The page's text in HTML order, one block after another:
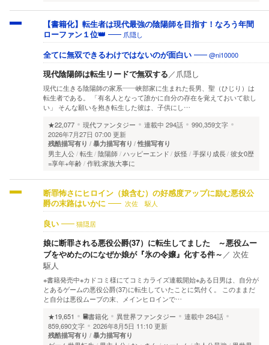
【書籍化】転生者は現代最強の陰陽師を目指す！なろう年間
ローファン１位👑
爪隠し
全てに無双できるわけではないのが面白い @ni10000
現代陰陽師は転生リードで無双する／爪隠し
現代に生きる陰陽師の家系――峡部家に生まれた長男、聖（ひじり）は
転生者である。 「有名人となって誰かに自分の存在を覚えておいて欲し
い」 そんな願いを抱き転生した彼は、子供にし…
★22,077
現代ファンタジー 連載中 294話
990,359文字
2026年7月27日 07:00 更新
残酷描写有り 暴力描写有り 性描写有り
男主人公 転生 陰陽師 ハッピーエンド 妖怪 手探り成長 彼女0歴
=享年+年齢
作戦:家族大事に
断罪怖さにヒロイン（娘含む）の好感度アップに励む悪役公
爵の末路はいかに
次佐 駆人
良い 猫隠居
娘に断罪される悪役公爵(37）に転生してました ～悪役ムー
ブをやめたのになぜか娘が『氷の令嬢』化する件～ ／ 次佐
駆人
※書籍発売中※カドコミ様にてコミカライズ連載開始※ある日男は、自分が
とあるゲームの悪役公爵(37)に転生していたことに気付く。 このままだ
と自分は悪役ムーブの末、メインヒロインで…
★19,651
書籍化 異世界ファンタジー 連載中 284話
859,690文字
2026年8月5日 11:10 更新
残酷描写有り 暴力描写有り